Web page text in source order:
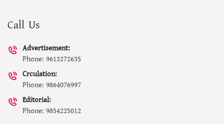
Call Us
Advertisement:
Phone: 9613272635
Crculation:
Phone: 9864076997
Editorial:
Phone: 9854225012